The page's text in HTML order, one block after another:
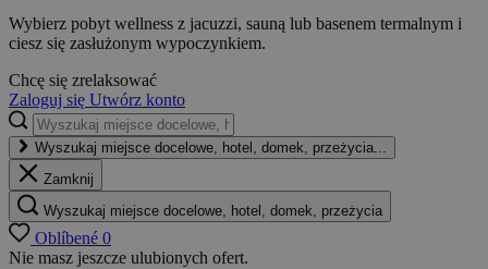
Wybierz pobyt wellness z jacuzzi, sauną lub basenem termalnym i
ciesz się zasłużonym wypoczynkiem.
Chcę się zrelaksować
Zaloguj się Utwórz konto
Wyszukaj miejsce docelowe, hotel, domek, przeżycia...
Zamknij
Wyszukaj miejsce docelowe, hotel, domek, przeżycia
Oblíbené 0
Nie masz jeszcze ulubionych ofert.